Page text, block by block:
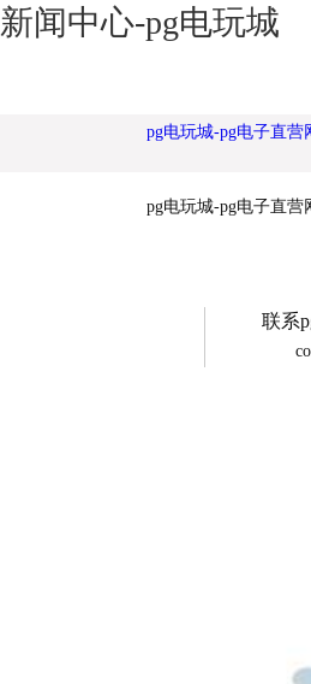
新闻中心-pg电玩城
诚
pg电玩城-pg电子直营
pg电玩城-pg电子直营
联系